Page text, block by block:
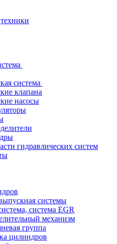
система
клапана
насосы
гидравлических систем
системы
система EGR
механизм
группа
цилиндров